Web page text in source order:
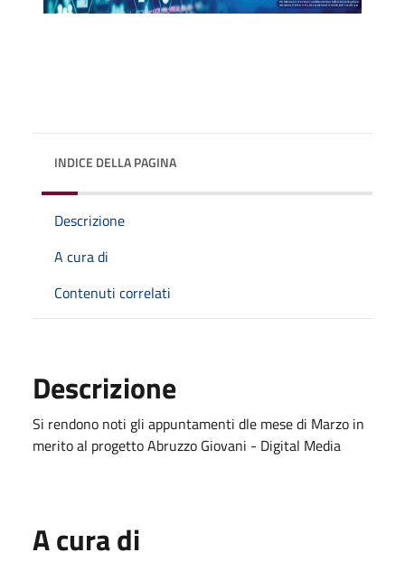
INDICE DELLA PAGINA
Descrizione
A cura di
Contenuti correlati
Descrizione
Si rendono noti gli appuntamenti dle mese di Marzo in
merito al progetto Abruzzo Giovani - Digital Media
A cura di